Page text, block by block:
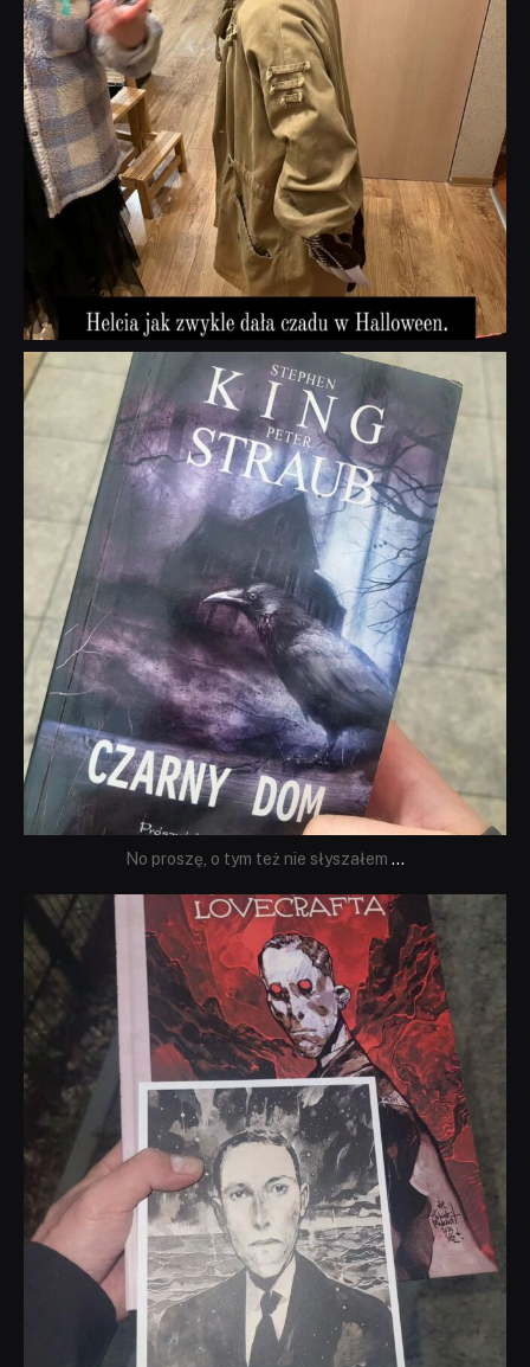
dobryhorror
Wrz 23
No proszę, o tym też nie słyszałem ...
dobryhorror
Wrz 19